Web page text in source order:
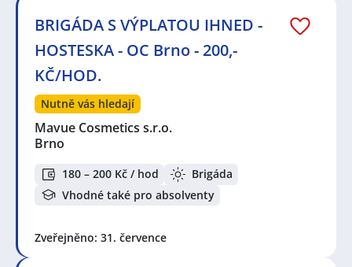
BRIGÁDA S VÝPLATOU IHNED -
HOSTESKA - OC Brno - 200,-
KČ/HOD.
Nutně vás hledají
Mavue Cosmetics s.r.o.
Brno
180 – 200 Kč / hod
Brigáda
Vhodné také pro absolventy
Zveřejněno: 31. července